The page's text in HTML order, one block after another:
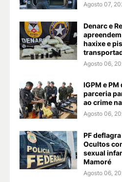
Agosto 07,
Denarc e
haxixe e
Agosto 06,
IGPM e
parceria
ao crime
Agosto 06,
PF
Ocultos
sexual
Mamoré
Agosto 06,